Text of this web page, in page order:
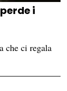
i
che ci regala